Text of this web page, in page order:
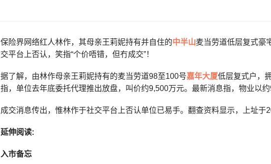
保险界网络红人林作，其母亲王莉妮持有并自住的中半山麦当劳道低层复式豪
交平台上否认，笑指“个价唔错，但冇成交”！
据了解，由林作母亲王莉妮持有的麦当劳道98至100号嘉年大厦低层复式户，
指，单位去年底委托代理推出放盘，叫价约9,500万元。最新消息指，物业以
成交消息传出，惟林作于社交平台上否认单位已易手。翻查资料显示，上址于
延伸阅读:
入市备忘